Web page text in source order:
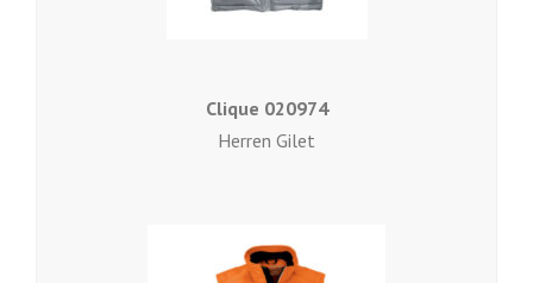
Clique 020974
Herren Gilet